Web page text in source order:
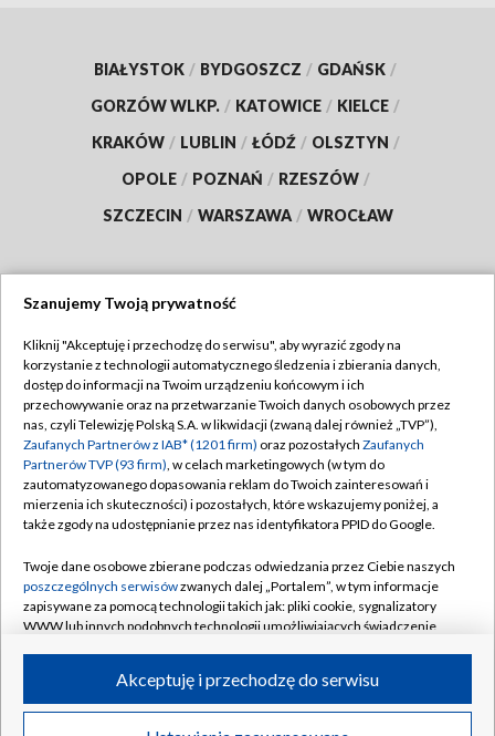
BIAŁYSTOK / BYDGOSZCZ / GDAŃSK /
GORZÓW WLKP. / KATOWICE / KIELCE /
KRAKÓW / LUBLIN / ŁÓDŹ / OLSZTYN /
OPOLE / POZNAŃ / RZESZÓW /
SZCZECIN / WARSZAWA / WROCŁAW
TVP
Abonament TVP
Emisja w TVP
Centrum informacji TVP
Naziemna Telewizja Cyfrowa
Rada Programowa
System NOS
Informacje o nadawcy
Program dla prasy
Regulamin TVP
Polityka prywatności
Moje zgody
Pomoc
Kontakt
Kanały
©2026 Telewizja Polska S.A. w likwidacji
Szanujemy Twoją prywatność
Kliknij "Akceptuję i przechodzę do serwisu", aby wyrazić zgody na
korzystanie z technologii automatycznego śledzenia i zbierania danych,
dostęp do informacji na Twoim urządzeniu końcowym i ich
przechowywanie oraz na przetwarzanie Twoich danych osobowych przez
nas, czyli Telewizję Polską S.A. w likwidacji (zwaną dalej również „TVP”),
Zaufanych Partnerów z IAB* (1201 firm) oraz pozostałych Zaufanych
Partnerów TVP (93 firm), w celach marketingowych (w tym do
zautomatyzowanego dopasowania reklam do Twoich zainteresowań i
mierzenia ich skuteczności) i pozostałych, które wskazujemy poniżej, a
także zgody na udostępnianie przez nas identyfikatora PPID do Google.
Twoje dane osobowe zbierane podczas odwiedzania przez Ciebie naszych
poszczególnych serwisówzwanych dalej „Portalem”, w tym informacje
zapisywane za pomocą technologii takich jak: pliki cookie, sygnalizatory
WWW lub innych podobnych technologii umożliwiających świadczenie
ruchu w Internecie.
Twoje dane osobowe zbierane podczas odwiedzania przez Ciebie
Akceptuję i przechodzę do serwisu